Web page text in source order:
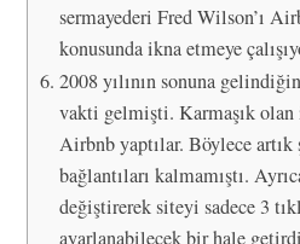
sermayederi Fred Wilson’ı
konusunda ikna etmeye
2008 yılının sonuna
vakti gelmişti. Karmaşık
Airbnb yaptılar. Böylece
bağlantıları kalmamıştı.
değiştirerek siteyi sadece 3
ayarlanabilecek bir hale